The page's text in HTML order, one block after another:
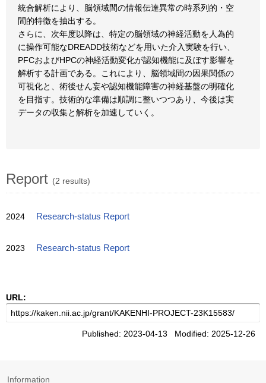
統合解析により、脳領域間の情報伝達異常の時系列的・空
間的特徴を抽出する。
さらに、次年度以降は、特定の脳領域の神経活動を人為的
に操作可能なDREADD技術などを用いた介入実験を行い、
PFCおよびHPCの神経活動変化が認知機能に及ぼす影響を
解析する計画である。これにより、脳領域間の因果関係の
可視化と、術後せん妄や認知機能障害の神経基盤の明確化
を目指す。技術的な準備は順調に整いつつあり、今後は実
データの収集と解析を加速していく。
Report (2 results)
2024 Research-status Report
2023 Research-status Report
URL:
Published: 2023-04-13 Modified: 2025-12-26
Information